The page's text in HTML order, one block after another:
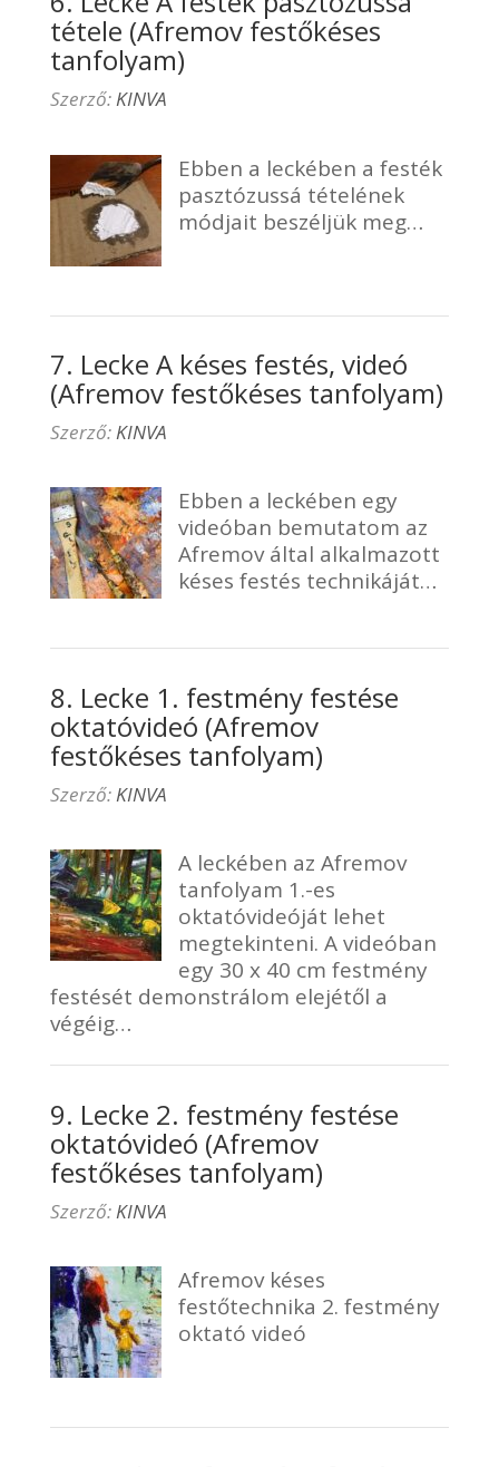
tétele (Afremov festőkéses
tanfolyam)
Szerző:KINVA
Ebben a leckében a festék
pasztózussá tételének
módjait beszéljük meg…
7. Lecke A késes festés, videó
(Afremov festőkéses tanfolyam)
Szerző:KINVA
Ebben a leckében egy
videóban bemutatom az
Afremov által alkalmazott
késes festés technikáját…
8. Lecke 1. festmény festése
oktatóvideó (Afremov
festőkéses tanfolyam)
Szerző:KINVA
A leckében az Afremov
tanfolyam 1.-es
oktatóvideóját lehet
megtekinteni. A videóban
egy 30 x 40 cm festmény
festését demonstrálom elejétől a
végéig…
9. Lecke 2. festmény festése
oktatóvideó (Afremov
festőkéses tanfolyam)
Szerző:KINVA
Afremov késes
festőtechnika 2. festmény
oktató videó